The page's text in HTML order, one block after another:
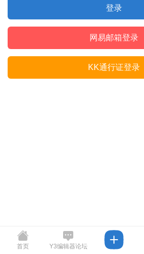
登录
网易邮箱登录
KK通行证登录
首页 Y3编辑器论坛